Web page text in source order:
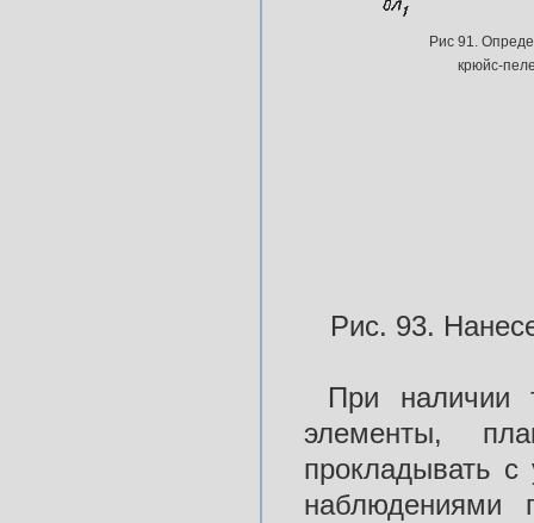
Рис 91.
крюйс-
Рис. 93.
При наличии
элементы,
прокладывать
наблюдениями